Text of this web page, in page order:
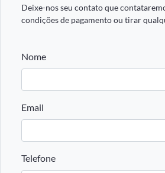
Deixe-nos seu contato que
condições de pagamento ou tirar
Nome
Email
Telefone